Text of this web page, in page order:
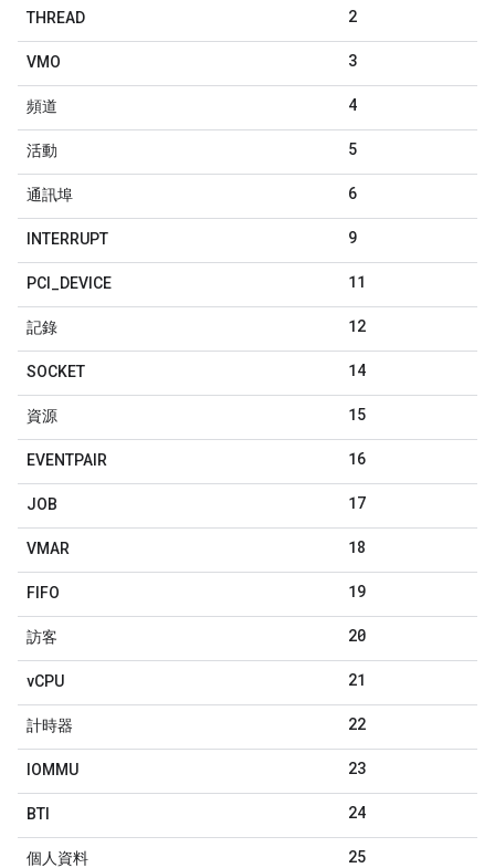
THREAD 2
VMO 3
頻道 4
活動 5
通訊埠 6
INTERRUPT 9
PCI DEVICE 11
記錄 12
SOCKET 14
資源 15
EVENTPAIR 16
JOB 17
VMAR 18
FIFO 19
訪客 20
vCPU 21
計時器 22
IOMMU 23
BTI 24
個人資料 25